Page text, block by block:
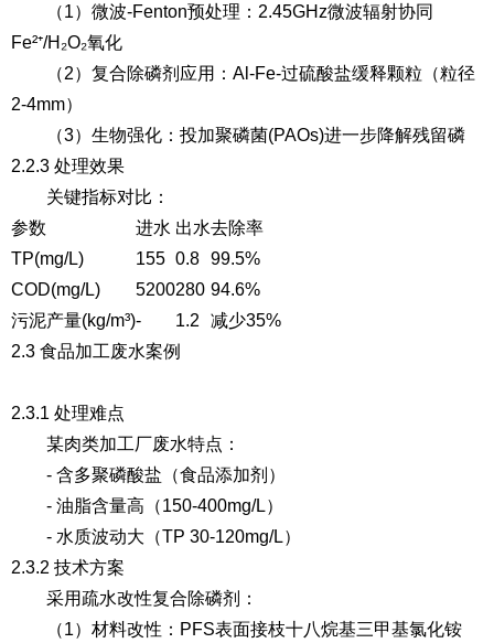
（1）微波-Fenton预处理 ：2.45GHz微波辐射协同
Fe²⁺/H₂O₂氧化
（2）复合除磷剂应用 ：Al-Fe-过硫酸盐缓释颗粒（粒径
2-4mm）
（3）生物强化 ：投加聚磷菌(PAOs)进一步降解残留磷
2.2.3 处理效果
关键指标对比：
参数
进水 出水去除率
TP(mg/L)
155 0.8 99.5%
COD(mg/L)
5200280 94.6%
污泥产量(kg/m³)- 1.2
减少35%
2.3 食品加工废水案例
2.3.1 处理难点
某肉类加工厂废水特点：
- 含多聚磷酸盐（食品添加剂）
- 油脂含量高（150-400mg/L）
- 水质波动大（TP 30-120mg/L）
2.3.2 技术方案
采用疏水改性复合除磷剂：
（1）材料改性 ：PFS表面接枝十八烷基三甲基氯化铵